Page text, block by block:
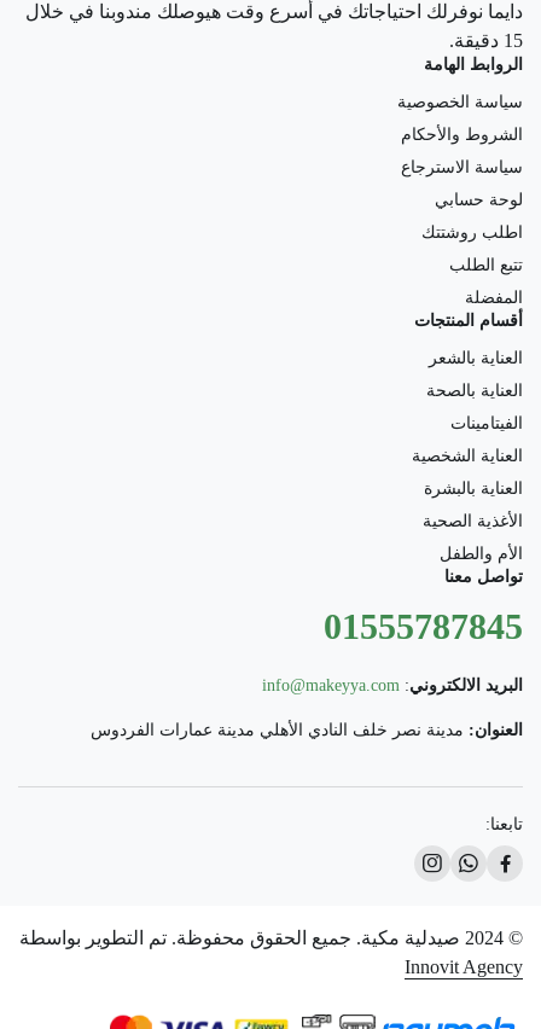
دايما نوفرلك احتياجاتك في أسرع وقت هيوصلك مندوبنا في خلال
15 دقيقة.
الروابط الهامة
سياسة الخصوصية
الشروط والأحكام
سياسة الاسترجاع
لوحة حسابي
اطلب روشتتك
تتبع الطلب
المفضلة
أقسام المنتجات
العناية بالشعر
العناية بالصحة
الفيتامينات
العناية الشخصية
العناية بالبشرة
الأغذية الصحية
الأم والطفل
تواصل معنا
01555787845
البريد الالكتروني:
info@makeyya.com
العنوان: مدينة نصر خلف النادي الأهلي مدينة عمارات الفردوس
تابعنا:
© 2024 صيدلية مكية. جميع الحقوق محفوظة. تم التطوير بواسطة
Innovit Agency